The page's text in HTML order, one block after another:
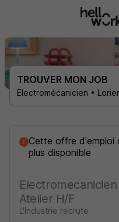
TROUVER MON JOB
Electromécanicien •
Cette offre d'emploi
plus disponible
Atelier H/F
L'Industrie recrute